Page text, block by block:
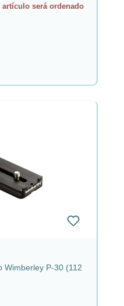
será ordenado
Wimberley P-30 (112